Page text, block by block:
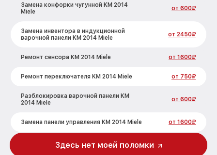
Замена конфорки чугунной KM 2014
Miele
от 600₽
Замена инвентора в индукционной
варочной панели KM 2014 Miele
от 2450₽
Ремонт сенсора KM 2014 Miele от 1600₽
Ремонт переключателя KM 2014 Miele от 750₽
Разблокировка варочной панели KM
2014 Miele
от 600₽
Замена панели управления KM 2014 Miele от 1600₽
Ремонт модуля управления KM 2014
Здесь нет моей поломки